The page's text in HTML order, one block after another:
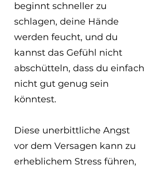
beginnt schneller zu
schlagen, deine Hände
werden feucht, und du
kannst das Gefühl nicht
abschütteln, dass du einfach
nicht gut genug sein
könntest.
Diese unerbittliche Angst
vor dem Versagen kann zu
erheblichem Stress führen,